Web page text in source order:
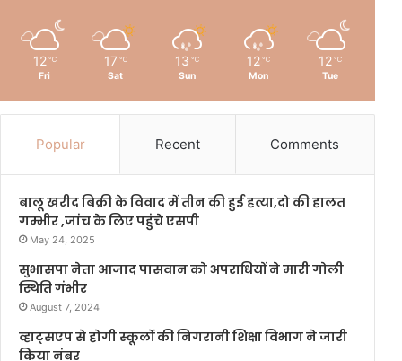
12 ℃
Fri
17 ℃
Sat
13 ℃
Sun
12 ℃
Mon
12 ℃
Tue
Popular Recent Comments
बालू खरीद बिक्री के विवाद में तीन की हुई हत्या,दो की हालत
गम्भीर ,जांच के लिए पहुंचे एसपी
May 24, 2025
सुभासपा नेता आजाद पासवान को अपराधियों ने मारी गोली
स्थिति गंभीर
August 7, 2024
व्हाट्सएप से होगी स्कूलों की निगरानी शिक्षा विभाग ने जारी
किया नंबर